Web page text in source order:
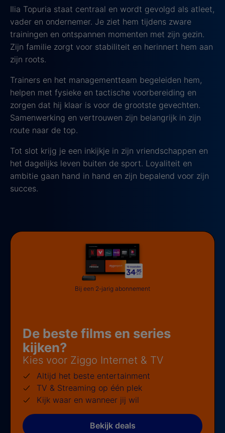
Ilia Topuria staat centraal en wordt gevolgd als atleet,
vader en ondernemer. Je ziet hem tijdens zware
trainingen en ontspannen momenten met zijn gezin.
Zijn familie zorgt voor stabiliteit en herinnert hem aan
zijn roots.
Trainers en het managementteam begeleiden hem,
helpen met fysieke en tactische voorbereiding en
zorgen dat hij klaar is voor de grootste gevechten.
Samenwerking en vertrouwen zijn belangrijk in zijn
route naar de top.
Tot slot krijg je een inkijkje in zijn vriendschappen en
het dagelijks leven buiten de sport. Loyaliteit en
ambitie gaan hand in hand en zijn bepalend voor zijn
succes.
De beste films en series
kijken?
Kies voor Ziggo Internet & TV
Altijd het beste entertainment
TV & Streaming op één plek
Kijk waar en wanneer jij wil
Bekijk deals
Bij een 2-jarig abonnement